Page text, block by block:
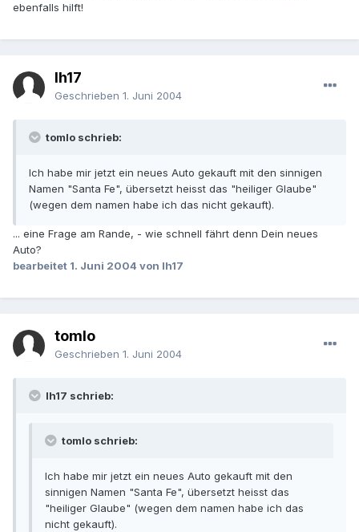
ebenfalls hilft!
lh17
Geschrieben 1. Juni 2004
tomlo schrieb:
Ich habe mir jetzt ein neues Auto gekauft mit den sinnigen
Namen "Santa Fe", übersetzt heisst das "heiliger Glaube"
(wegen dem namen habe ich das nicht gekauft).
... eine Frage am Rande, - wie schnell fährt denn Dein neues
Auto?
bearbeitet 1. Juni 2004 von lh17
tomlo
Geschrieben 1. Juni 2004
lh17 schrieb:
tomlo schrieb:
Ich habe mir jetzt ein neues Auto gekauft mit den
sinnigen Namen "Santa Fe", übersetzt heisst das
"heiliger Glaube" (wegen dem namen habe ich das
nicht gekauft).